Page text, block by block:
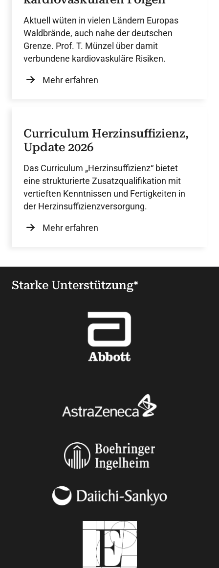
Aktuell wüten in vielen Ländern Europas
Waldbrände, auch nahe der deutschen
Grenze. Prof. T. Münzel über damit
verbundene kardiovaskuläre Risiken.
Mehr erfahren
Curriculum Herzinsuffizienz,
Update 2026
Das Curriculum „Herzinsuffizienz“ bietet
eine strukturierte Zusatzqualifikation mit
vertieften Kenntnissen und Fertigkeiten in
der Herzinsuffizienzversorgung.
Mehr erfahren
Starke Unterstützung*